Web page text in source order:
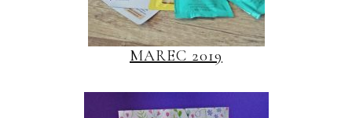
MAREC 2019